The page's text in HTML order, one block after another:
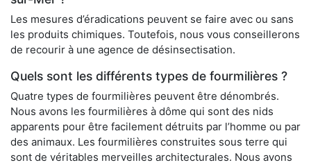
Les mesures d’éradications peuvent se faire avec ou sans
les produits chimiques. Toutefois, nous vous conseillerons
de recourir à une agence de désinsectisation.
Quels sont les différents types de fourmilières ?
Quatre types de fourmilières peuvent être dénombrés.
Nous avons les fourmilières à dôme qui sont des nids
apparents pour être facilement détruits par l’homme ou par
des animaux. Les fourmilières construites sous terre qui
sont de véritables merveilles architecturales. Nous avons